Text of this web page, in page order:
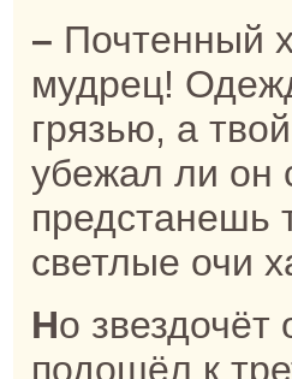
– Почтенный ходжа и великий
мудрец!
грязью, а
убежал ли он
предстанешь
светлые очи
Но звездочёт оттолкнул paбов. Он
подошёл к